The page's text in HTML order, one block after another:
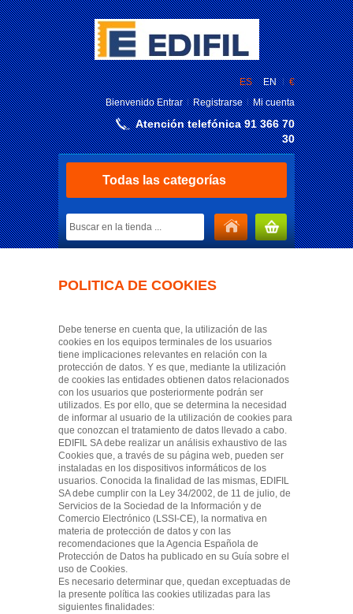
€
ES
EN
BienvenidoEntrar Registrarse Mi cuenta
Atención telefónica 91 366 70
30
Todas las categorías
MI CARRITO
POLITICA DE COOKIES
Debe tenerse en cuenta que, la utilización de las
cookies en los equipos terminales de los usuarios
tiene implicaciones relevantes en relación con la
protección de datos. Y es que, mediante la utilización
de cookies las entidades obtienen datos relacionados
con los usuarios que posteriormente podrán ser
utilizados. Es por ello, que se determina la necesidad
de informar al usuario de la utilización de cookies para
que conozcan el tratamiento de datos llevado a cabo.
EDIFIL SA debe realizar un análisis exhaustivo de las
Cookies que, a través de su página web, pueden ser
instaladas en los dispositivos informáticos de los
usuarios. Conocida la finalidad de las mismas, EDIFIL
SA debe cumplir con la Ley 34/2002, de 11 de julio, de
Servicios de la Sociedad de la Información y de
Comercio Electrónico (LSSI-CE), la normativa en
materia de protección de datos y con las
recomendaciones que la Agencia Española de
Protección de Datos ha publicado en su Guía sobre el
uso de Cookies.
Es necesario determinar que, quedan exceptuadas de
la presente política las cookies utilizadas para las
siguientes finalidades: